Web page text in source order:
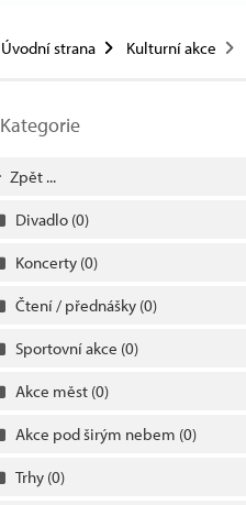
Úvodní strana Kulturní akce
Kategorie
Zpět ...
Divadlo (0)
Koncerty (0)
Čtení / přednášky (0)
Sportovní akce (0)
Akce měst (0)
Akce pod širým nebem (0)
Trhy (0)